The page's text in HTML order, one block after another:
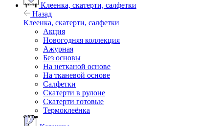
Клеенка, скатерти, салфетки
Назад
Клеенка, скатерти, салфетки
Акция
Новогодняя коллекция
Ажурная
Без основы
На нетканой основе
На тканевой основе
Салфетки
Скатерти в рулоне
Скатерти готовые
Термоклеёнка